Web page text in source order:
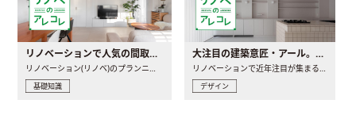
リノベーションで人気の間取りとは？トレンドの間取りと実例を徹底解説
リノベーション(リノベ)のプランニングで一番最初に決めるのは..
基礎知識
大注目の建築意匠・アール。人気の理由と空間に取り入れるポイント
リノベーションで近年注目が集まる建築意匠の一つであるアール..
デザイン